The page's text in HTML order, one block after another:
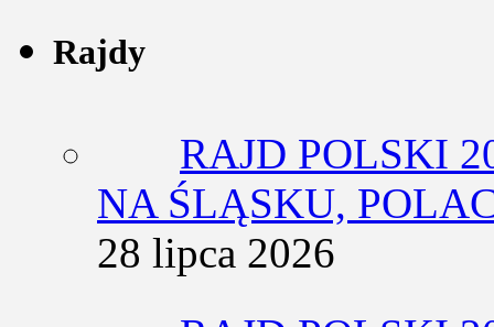
Rajdy
RAJD POLSKI
NA ŚLĄSKU,
28 lipca 2026